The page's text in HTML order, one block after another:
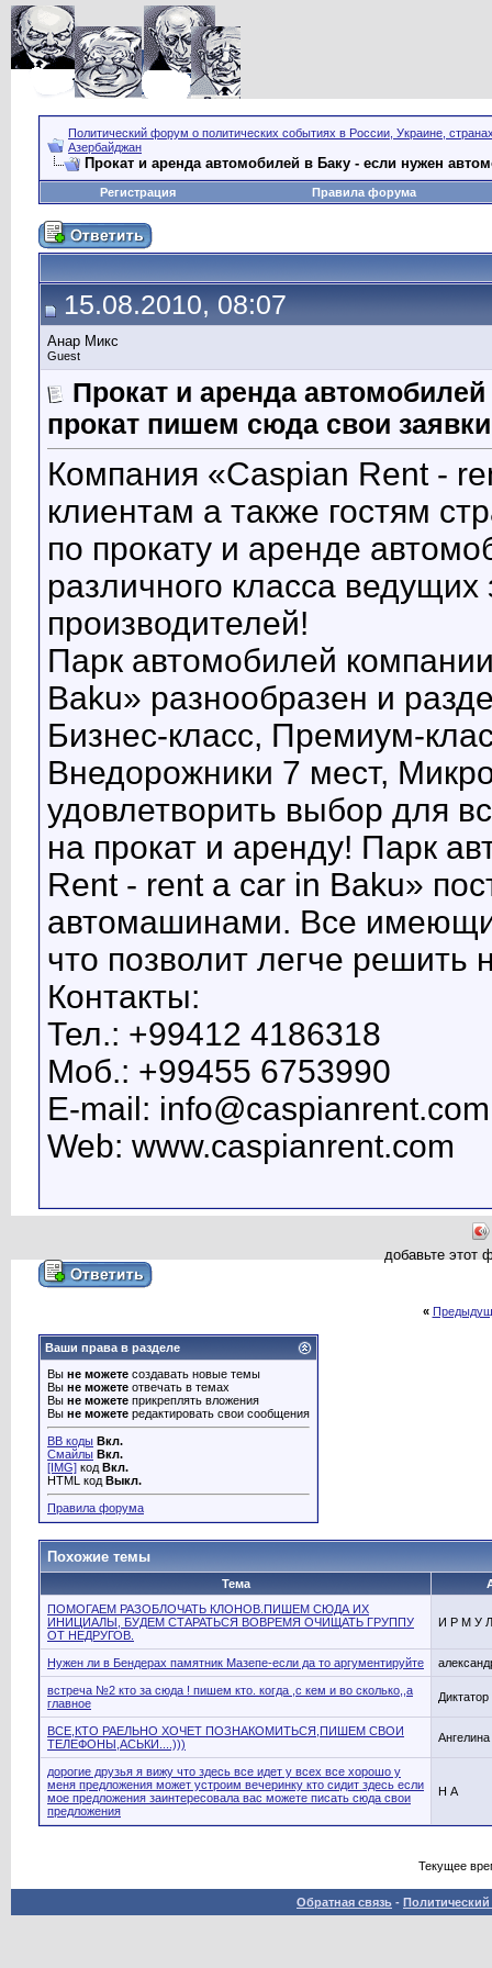
Политический форум о политических событиях в России, Украине,
Азербайджан
Прокат и аренда автомобилей в Баку - если нужен
Регистрация Правила форума
15.08.2010, 08:07
Анар Микс
Guest
Прокат и аренда
прокат пишем сюда свои заявки
Компания «Caspian Rent -
клиентам а также гостям
по прокату и аренде
различного класса
производителей!
Парк автомобилей
Baku» разнообразен и
Бизнес-класс, Премиум-
Внедорожники 7 мест,
удовлетворить выбор для
на прокат и аренду! Парк
Rent - rent a car in Baku»
автомашинами. Все
что позволит легче решить
Контакты:
Тел.: +99412 4186318
Моб.: +99455 6753990
E-mail: info@caspianrent.com
Web: www.caspianrent.com
добавьте этот
«
Ваши права в разделе
Вы не можете создавать новые темы
Вы не можете отвечать в темах
Вы не можете прикреплять вложения
Вы не можете редактировать свои сообщения
BB коды Вкл.
Смайлы Вкл.
[IMG] код Вкл.
HTML код Выкл.
Правила форума
Похожие темы
Тема
ПОМОГАЕМ РАЗОБЛОЧАТЬ КЛОНОВ.ПИШЕМ СЮДА ИХ
ИНИЦИАЛЫ, БУДЕМ СТАРАТЬСЯ ВОВРЕМЯ ОЧИЩАТЬ ГРУППУ
ОТ НЕДРУГОВ.
И Р М У
Нужен ли в Бендерах памятник Мазепе-если да то аргументируйте
встреча №2 кто за сюда ! пишем кто. когда ,с кем и во сколько,,а
главное
Диктатор
ВСЕ,КТО РАЕЛЬНО ХОЧЕТ ПОЗНАКОМИТЬСЯ,ПИШЕМ СВОИ
ТЕЛЕФОНЫ,АСЬКИ....)))
Ангелина
дорогие друзья я вижу что здесь все идет у всех все хорошо у
меня предложения может устроим вечеринку кто сидит здесь если
мое предложения заинтересовала вас можете писать сюда свои
предложения
Н А
Текущее
Обратная связь -